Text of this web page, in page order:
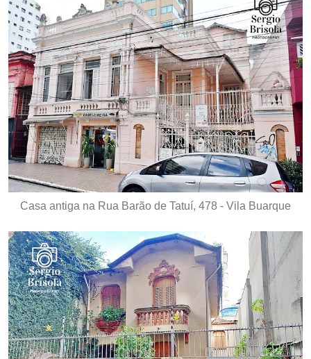
Casa antiga na Rua Barão de Tatuí, 478 - Vila Buarque